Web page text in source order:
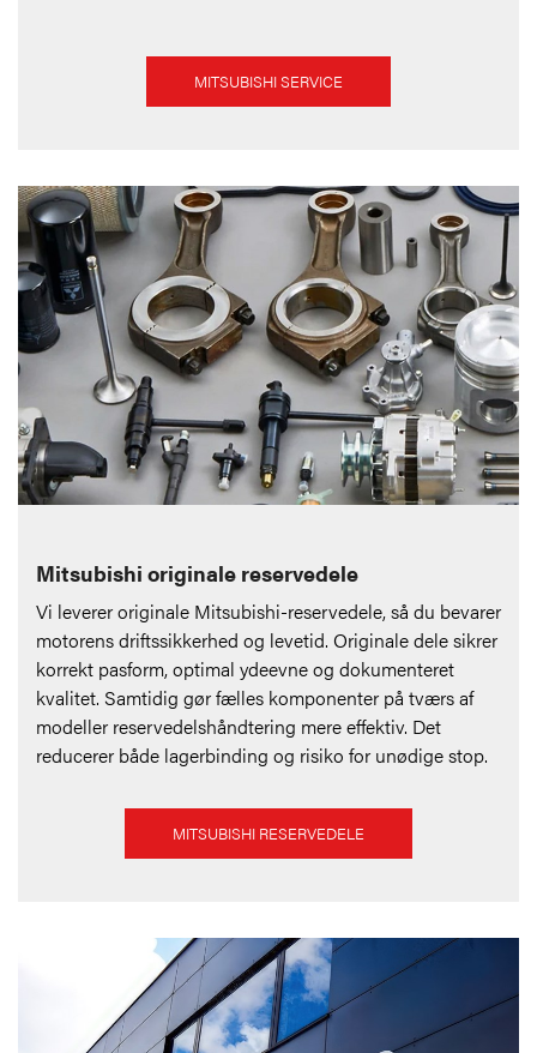
MITSUBISHI SERVICE
Mitsubishi originale reservedele
Vi leverer originale Mitsubishi-reservedele, så du bevarer
motorens driftssikkerhed og levetid. Originale dele sikrer
korrekt pasform, optimal ydeevne og dokumenteret
kvalitet. Samtidig gør fælles komponenter på tværs af
modeller reservedelshåndtering mere effektiv. Det
reducerer både lagerbinding og risiko for unødige stop.
MITSUBISHI RESERVEDELE